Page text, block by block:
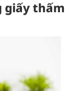
giấy thấm